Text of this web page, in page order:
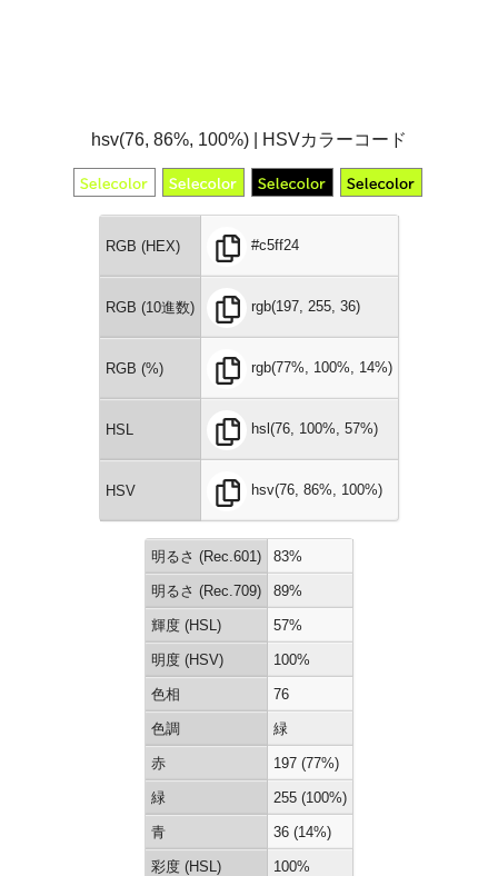
hsv(76, 86%, 100%) | HSVカラーコード
RGB (HEX) #c5ff24
RGB (10進数) rgb(197, 255, 36)
RGB (%) rgb(77%, 100%, 14%)
HSL hsl(76, 100%, 57%)
HSV hsv(76, 86%, 100%)
明るさ (Rec.601) 83%
明るさ (Rec.709) 89%
輝度 (HSL) 57%
明度 (HSV) 100%
色相 76
色調 緑
赤 197 (77%)
緑 255 (100%)
青 36 (14%)
彩度 (HSL) 100%